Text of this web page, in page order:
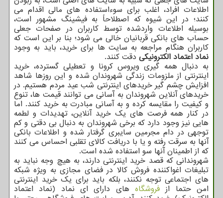
اطلاعات افراد، اغلب برای سوءاستفاده های مالی اقدام می
کنند؛ در این شیوه که اصطلاحاً به فیشینگ مشهور است،
بوسیله اطلاعات واردشده توسط کاربران در صفحات جعلی
حساب های بانکی قربانیان خالی می شود؛ بنا بر این است که
کاربران هنگام مراجعه به سایت ها برای خرید، باید به وجود
نماد اعتماد الکترونیکی دقت کنند.
به دنبال همه گیری ویروس کرونا و تعطیلی گسترده، خرید
اینترنتی از ملزومات زندگی شهروندان شده و این روزها شاهد
افزایش چشم گیر خریدهای اینترنتی شب عید مردم هستیم. در
خریدهای آنلاین شهروندان به آسانی می توانند قیمت ها، تنوع
و کیفیت را مقایسه کرده و به آسانی مبادرت به خرید کنند. اما
در کنار همه فرصت های یک خرید آنلاین، تهدیدات و لطمه
هایی نیز وجود دارد که برخی شهروندان به دنبال بی دقتی و کم
توجهی در دام مجرمین سایبری گرفتار شده و اطلاعات بانکی
آنها به سرقت رفته و یا با دریافت کالای تقلبی احساس می کنند
که از اطمینان آنها سو استفاده شده است.
شهروندانی که قصد خرید اینترنتی دارند، به هیچ وجه نباید به
تبلیغات اغواکننده فروش کالا در فضای مجازی به ویژه شبکه
های اجتماعی توجه نکنند، بلکه باید برای یک خرید اینترنتی
امن حتما از فروشگاه های دارای ای نماد (نماد اعتماد